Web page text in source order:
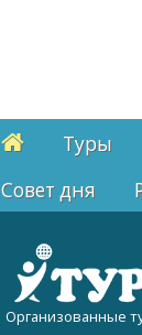
Туры
Cовет дня
Организованные